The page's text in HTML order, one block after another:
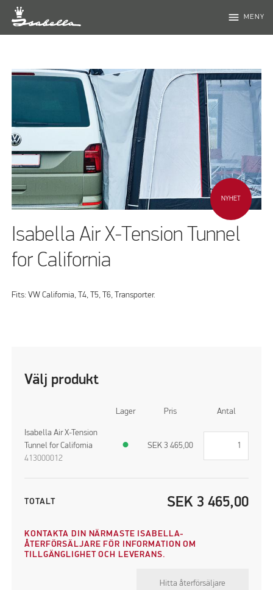
menu MENY
NYHET
Isabella Air X-Tension Tunnel
for California
Fits: VW California, T4, T5, T6, Transporter.
Välj produkt
Lager Pris Antal
Isabella Air X-Tension
Tunnel for California
413000012
● SEK 3 465,00
TOTALT SEK 3 465,00
KONTAKTA DIN NÄRMASTE ISABELLA-
ÅTERFÖRSÄLJARE FÖR INFORMATION OM
TILLGÄNGLIGHET OCH LEVERANS.
Hitta återförsäljare